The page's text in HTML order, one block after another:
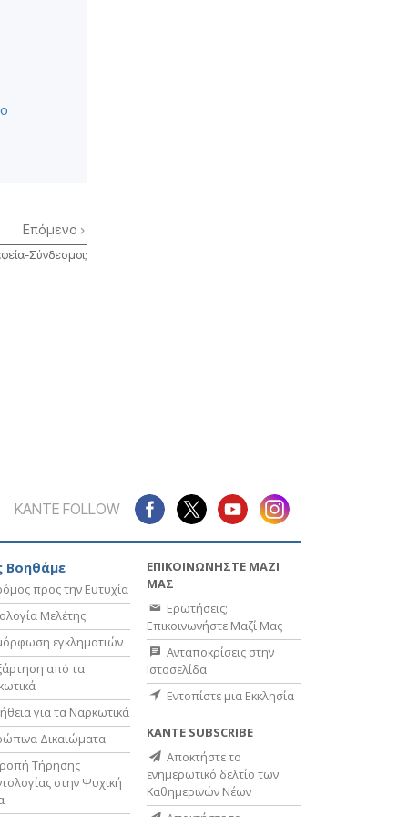
Επόμενο
Σύνδεσμοι;
ΚΑΝΤΕ FOLLOW
Βοηθάμε
προς την Ευτυχία
Μελέτης
εγκληματιών
από τα
για τα Ναρκωτικά
Δικαιώματα
Τήρησης
στην Ψυχική
ΕΠΙΚΟΙΝΩΝΗΣΤΕ ΜΑΖΙ
ΜΑΣ
Ερωτήσεις;
Επικοινωνήστε Μαζί Μας
Ανταποκρίσεις στην
Ιστοσελίδα
Εντοπίστε μια Εκκλησία
ΚΑΝΤΕ SUBSCRIBE
Αποκτήστε το
ενημερωτικό δελτίο των
Καθημερινών Νέων